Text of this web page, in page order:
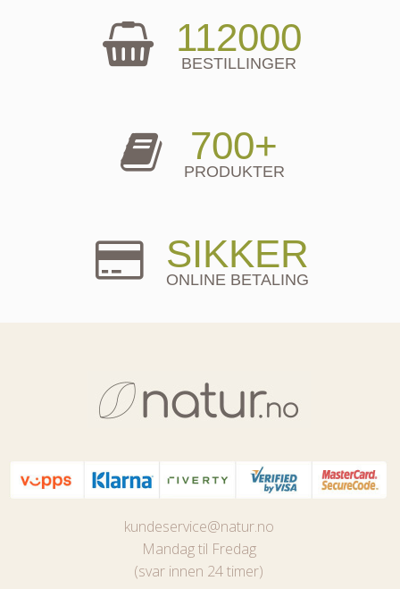
112000
BESTILLINGER
700+
PRODUKTER
SIKKER
ONLINE BETALING
kundeservice@natur.no
Mandag til Fredag
(svar innen 24 timer)